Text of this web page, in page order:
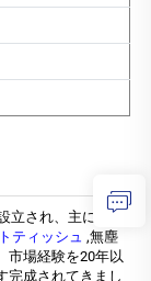
立され、主にディ
ティッシュ ,無塵
市場経験を20年以
完成されてきまし